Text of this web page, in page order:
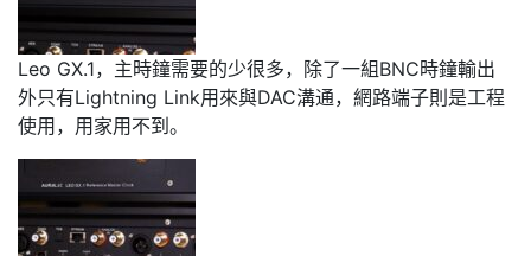
Leo GX.1，主時鐘需要的少很多，除了一組BNC時鐘輸出
外只有Lightning Link用來與DAC溝通，網路端子則是工程
使用，用家用不到。